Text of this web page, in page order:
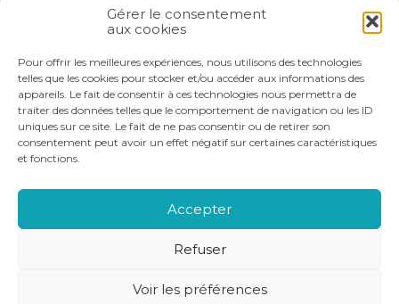
Gérer le consentement
aux cookies
Pour offrir les meilleures expériences, nous utilisons des technologies
telles que les cookies pour stocker et/ou accéder aux informations des
appareils. Le fait de consentir à ces technologies nous permettra de
traiter des données telles que le comportement de navigation ou les ID
uniques sur ce site. Le fait de ne pas consentir ou de retirer son
consentement peut avoir un effet négatif sur certaines caractéristiques
et fonctions.
Accepter
Refuser
Voir les préférences
financière bienvenue
Succession : les donations du parent renonçant
Principale
NOS OUTILS DIGITAUX
NOUS REJOINDRE
NOUS CONTACTER
MENTIONS LÉGALES